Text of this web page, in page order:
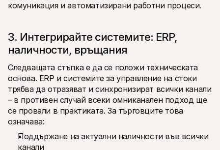
комуникация и автоматизирани работни процеси.
3. Интегрирайте системите: ERP,
наличности, връщания
Следващата стъпка е да се положи техническата
основа. ERP и системите за управление на стоки
трябва да отразяват и синхронизират всички канали
– в противен случай всеки омниканален подход ще
се провали в практиката. За търговците това
означава:
Поддържане на актуални наличности във всички
канали